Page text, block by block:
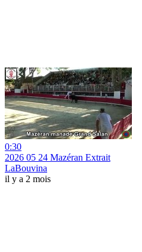
0:30
2026 05 24 Mazéran Extrait
LaBouvina
il y a 2 mois